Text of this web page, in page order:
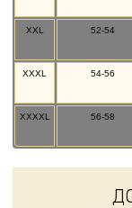
XXL 52-54
XXXL 54-56
XXXXL 56-58